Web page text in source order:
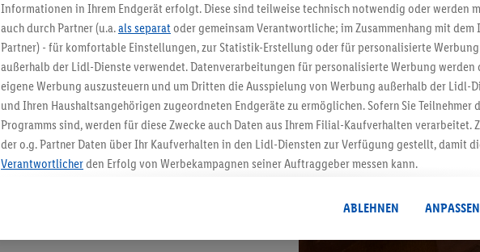
Informationen in Ihrem Endgerät erfolgt. Diese sind teilweise technisch notwendig oder werden
auch durch Partner (u.a.als separat oder gemeinsam Verantwortliche; im Zusammenhang mit dem
Partner) - für komfortable Einstellungen, zur Statistik-Erstellung oder für personalisierte
außerhalb der Lidl-Dienste verwendet. Datenverarbeitungen für personalisierte Werbung werden
eigene Werbung auszusteuern und um Dritten die Ausspielung von Werbung außerhalb der Lidl-
und Ihren Haushaltsangehörigen zugeordneten Endgeräte zu ermöglichen. Sofern Sie Teilnehmer
Programms sind, werden für diese Zwecke auch Daten aus Ihrem Filial-Kaufverhalten verarbeitet.
der o.g. Partner Daten über Ihr Kaufverhalten in den Lidl-Diensten zur Verfügung gestellt, damit
Verantwortlicherden Erfolg von Werbekampagnen seiner Auftraggeber messen kann.
angereicherten Profilen. Dies umfasst die Zusammenführung von Daten (z.B. über Ihre Nutzung
Kaufverhalten in den Lidl-Diensten, Informationen aus Ihrem Kundenkonto - z.B. Alter oder
genauen Standortdaten) auch über verschiedene Endgeräte und Lidl-Dienste hinweg
ABLEHNEN ANPASSEN